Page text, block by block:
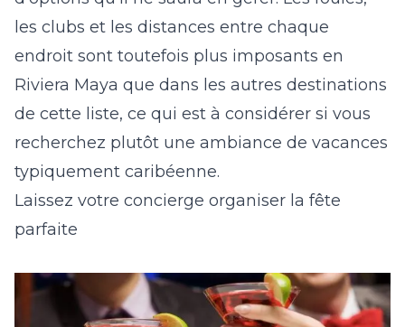
les clubs et les distances entre chaque
endroit sont toutefois plus imposants en
Riviera Maya que dans les autres destinations
de cette liste, ce qui est à considérer si vous
recherchez plutôt une ambiance de vacances
typiquement caribéenne.
Laissez votre concierge organiser la fête
parfaite